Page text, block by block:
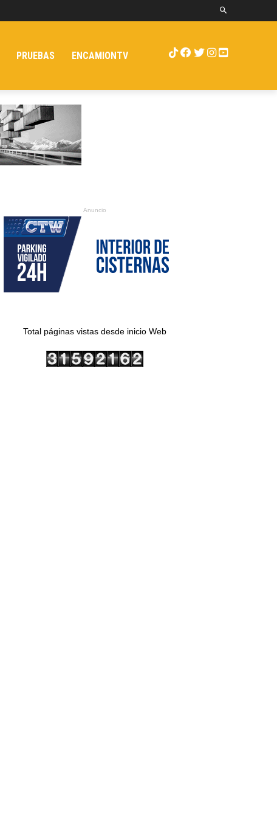
PRUEBAS ENCAMIONTV
Anuncio
Total páginas vistas desde inicio Web